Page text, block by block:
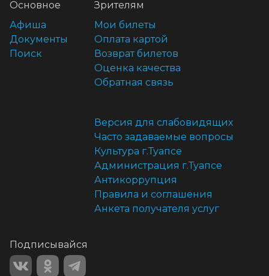
Основное
Афиша
Документы
Поиск
Зрителям
Мои билеты
Оплата картой
Возврат билетов
Оценка качества
Обратная связь
Версия для слабовидящих
Часто задаваемые вопросы
Культура г.Туапсе
Администрация г.Туапсе
Антикоррупция
Правила и соглашения
Анкета получателя услуг
Подписывайся